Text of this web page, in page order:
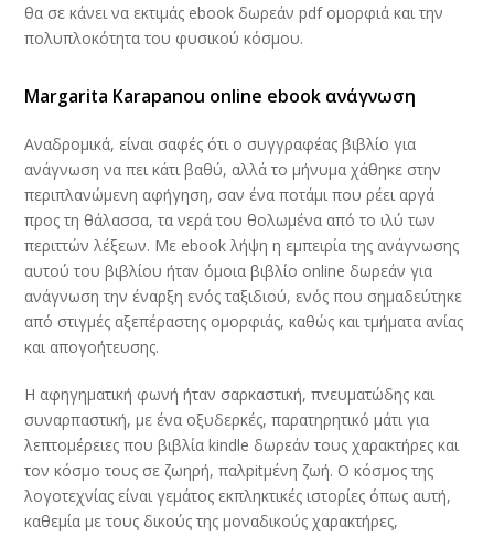
θα σε κάνει να εκτιμάς ebook δωρεάν pdf ομορφιά και την
πολυπλοκότητα του φυσικού κόσμου.
Margarita Karapanou online ebook ανάγνωση
Αναδρομικά, είναι σαφές ότι ο συγγραφέας βιβλίο για
ανάγνωση να πει κάτι βαθύ, αλλά το μήνυμα χάθηκε στην
περιπλανώμενη αφήγηση, σαν ένα ποτάμι που ρέει αργά
προς τη θάλασσα, τα νερά του θολωμένα από το ιλύ των
περιττών λέξεων. Με ebook λήψη η εμπειρία της ανάγνωσης
αυτού του βιβλίου ήταν όμοια βιβλίο online δωρεάν για
ανάγνωση την έναρξη ενός ταξιδιού, ενός που σημαδεύτηκε
από στιγμές αξεπέραστης ομορφιάς, καθώς και τμήματα ανίας
και απογοήτευσης.
Η αφηγηματική φωνή ήταν σαρκαστική, πνευματώδης και
συναρπαστική, με ένα οξυδερκές, παρατηρητικό μάτι για
λεπτομέρειες που βιβλία kindle δωρεάν τους χαρακτήρες και
τον κόσμο τους σε ζωηρή, παλpitμένη ζωή. Ο κόσμος της
λογοτεχνίας είναι γεμάτος εκπληκτικές ιστορίες όπως αυτή,
καθεμία με τους δικούς της μοναδικούς χαρακτήρες,